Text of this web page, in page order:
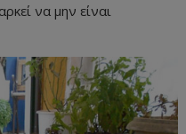
να μην είναι